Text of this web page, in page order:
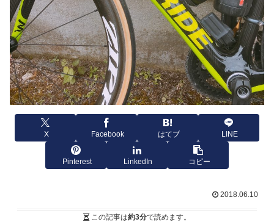
X Facebook はてブ LINE
Pinterest LinkedIn コピー
2018.06.10
この記事は約3分で読めます。